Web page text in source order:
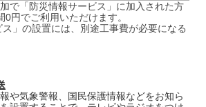
で「防災情報サービス」に加入された方
円でご利用いただけます。
」の設置には、別途工事費が必要になる
や気象警報、国民保護情報などをお知ら